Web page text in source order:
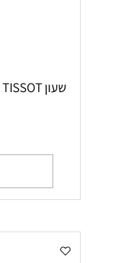
שעון MATHEY TISSOT מטיי טיסוט לגבר H680PN